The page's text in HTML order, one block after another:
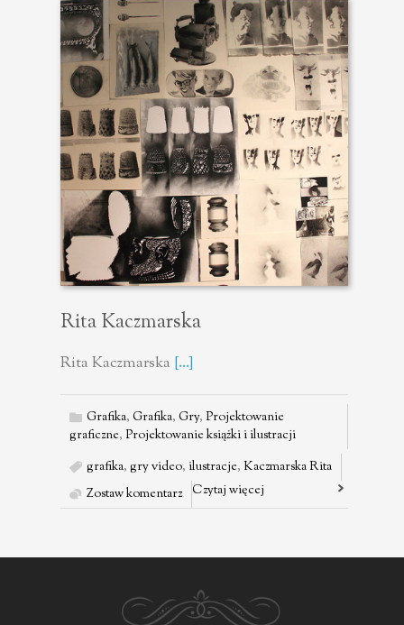
Rita Kaczmarska
Rita Kaczmarska [...]
Grafika, Grafika, Gry, Projektowanie
graficzne, Projektowanie książki i ilustracji
grafika, gry video, ilustracje, Kaczmarska Rita
Zostaw komentarz Czytaj więcej